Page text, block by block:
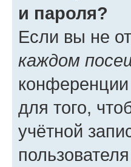
и пароля?
Если вы не
каждом
конференции
для того,
учётной